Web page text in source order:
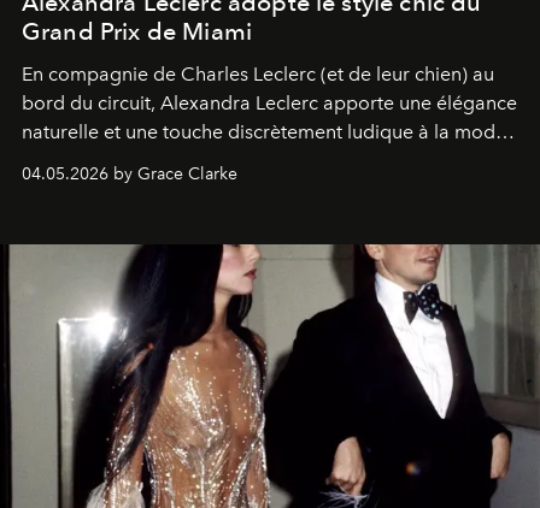
Grand Prix de Miami
En compagnie de Charles Leclerc (et de leur chien) au
bord du circuit, Alexandra Leclerc apporte une élégance
naturelle et une touche discrètement ludique à la mode
de la Formule 1.
04.05.2026 by Grace Clarke